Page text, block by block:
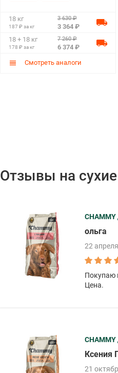
18 кг
187 ₽ за кг
3 630 ₽
3 364 ₽
18 + 18 кг
178 ₽ за кг
7 260 ₽
6 374 ₽
Смотреть аналоги
Отзывы на
ольга
22
Покупаю
Цена.
Ксения
21